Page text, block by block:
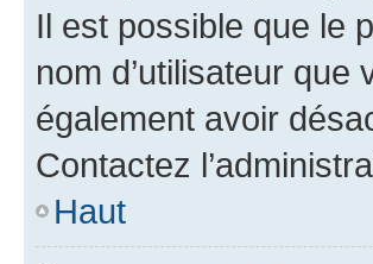
Il est possible que le
nom d’utilisateur
également avoir
Contactez
Haut